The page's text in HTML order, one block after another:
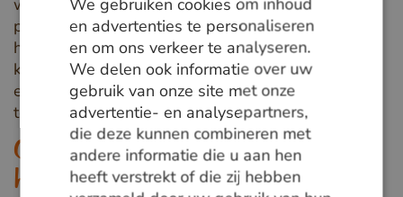
wat variatie voorkomen tussen verschillende
planken. Wel is het goed om te weten dat
houtsoorten met een ‘rustige’ tekening (weinig
kleurverschil, fijne nerf) over het algemeen
egaler vergrijzen dan hout met een ‘bonte’
tekening.
Onze ervaringen met verschillende
houtsoorten gedurende 1 jaar
GERMAN
ENGLISH
en advertenties te personaliseren
en om ons verkeer te analyseren.
We delen ook informatie over uw
gebruik van onze site met onze
advertentie- en analysepartners,
die deze kunnen combineren met
andere informatie die u aan hen
heeft verstrekt of die zij hebben